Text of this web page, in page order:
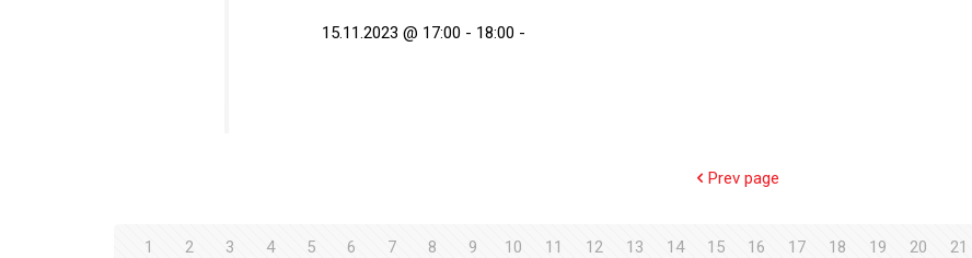
15.11.2023 @ 17:00 - 18:00 -
Prev page
1 2 3 4 5 6 7 8 9 10 11 12 13 14 15 16 17 18 19 20 21